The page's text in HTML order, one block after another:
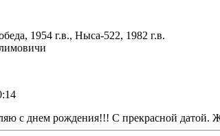
1954 г.в., Ныса-522, 1982 г.в.
с днем рождения!!! С прекрасной датой.